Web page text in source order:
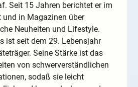
Seit 15 Jahren berichtet er im
und in Magazinen über
Neuheiten und Lifestyle.
ist seit dem 29. Lebensjahr
Seine Stärke ist das
von schwerverständlichen
sodaß sie leicht